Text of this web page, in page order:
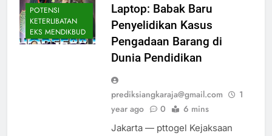
POTENSI
KETERLIBATAN
EKS MENDIKBUD
Laptop: Babak Baru
Penyelidikan Kasus
Pengadaan Barang di
Dunia Pendidikan
prediksiangkaraja@gmail.com
1
year ago
0 6 mins
Jakarta — pttogel Kejaksaan